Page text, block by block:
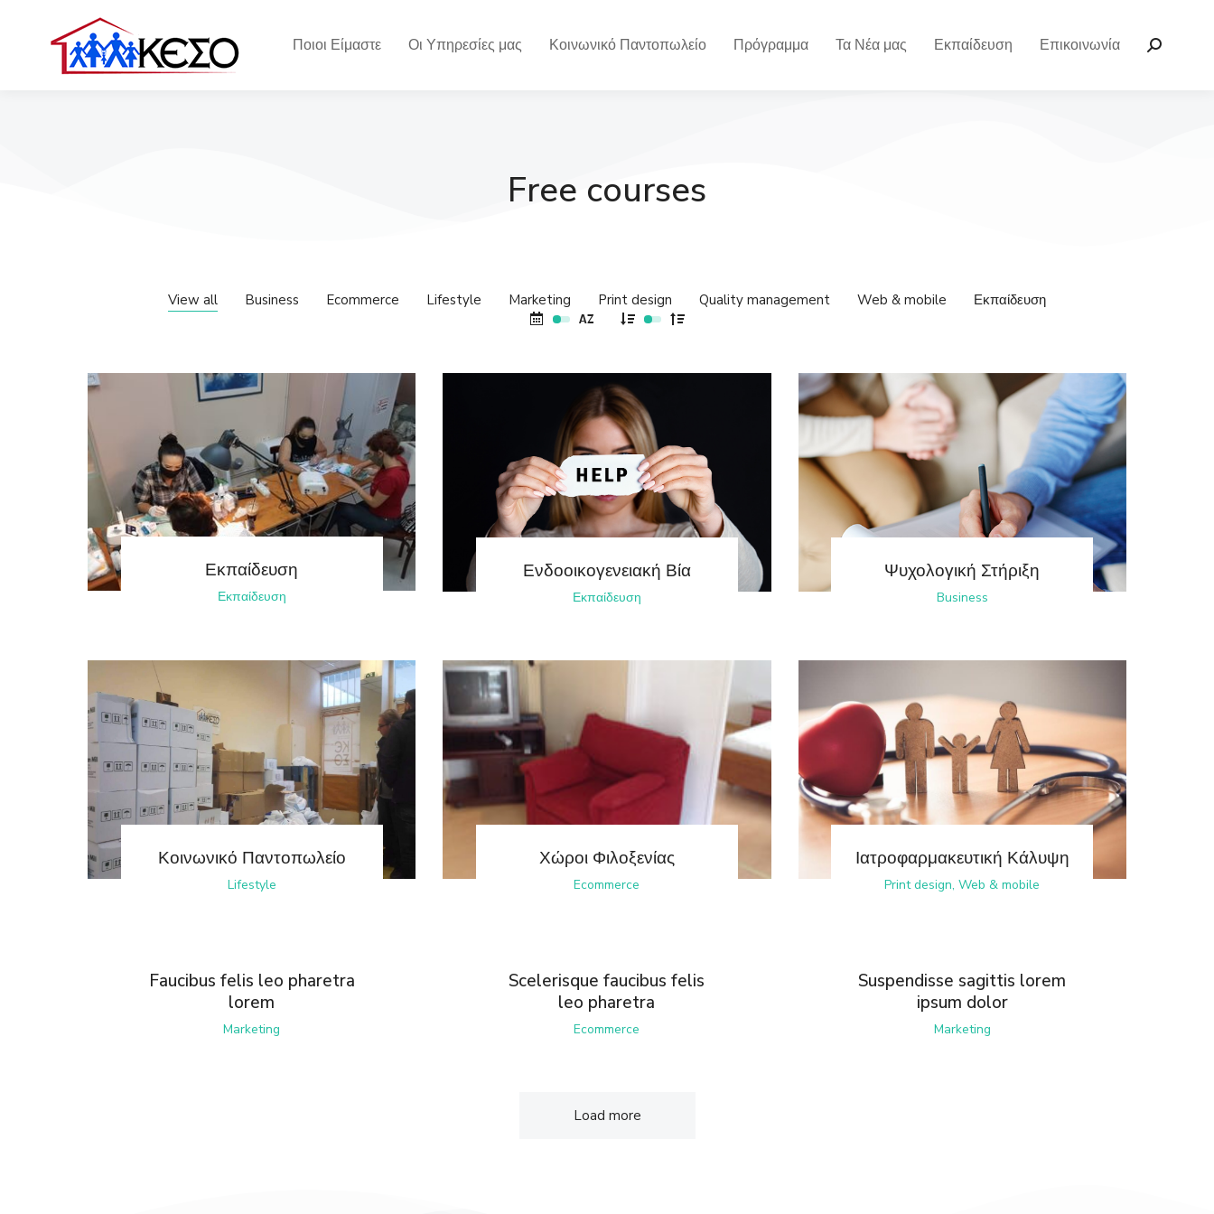
Ποιοι Είμαστε Οι Υπηρεσίες μας Κοινωνικό Παντοπωλείο Πρόγραμμα Τα Νέα μας Εκπαίδευση Επικοινωνία
Free courses
View all Business Ecommerce Lifestyle Marketing Print design Quality management Web & mobile Εκπαίδευση
Εκπαίδευση
Εκπαίδευση
Ενδοοικογενειακή Βία
Εκπαίδευση
Ψυχολογική Στήριξη
Business
Κοινωνικό Παντοπωλείο
Lifestyle
Χώροι Φιλοξενίας
Ecommerce
Ιατροφαρμακευτική Κάλυψη
Print design,Web & mobile
Faucibus felis leo pharetra
lorem
Marketing
Scelerisque faucibus felis
leo pharetra
Ecommerce
Suspendisse sagittis lorem
ipsum dolor
Marketing
Load more